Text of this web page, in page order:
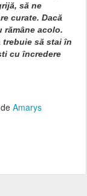
să ne
curate. Dacă
rămâne acolo.
să stai în
cu încredere
de Amarys